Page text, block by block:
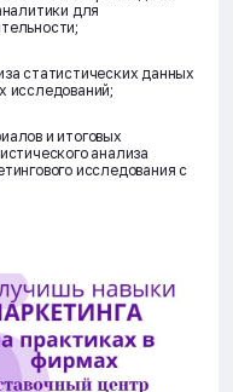
для
статистических данных
исследований;
и итоговых
анализа
исследования с